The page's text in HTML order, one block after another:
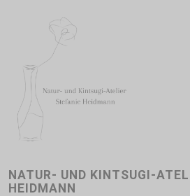
NATUR- UND KINTSUGI-
HEIDMANN